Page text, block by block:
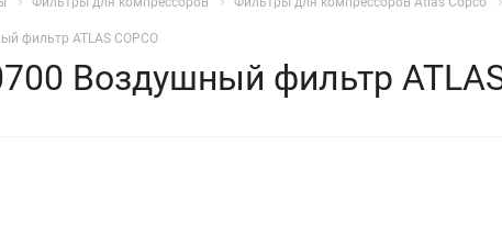
фильтр ATLAS COPCO
Воздушный фильтр